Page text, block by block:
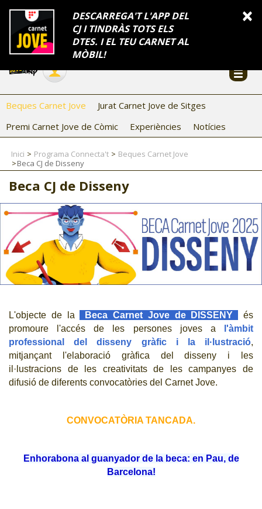
×
DESCARREGA'T L'APP DEL
CJ I TINDRÀS TOTS ELS
DTES. I EL TEU CARNET AL
MÒBIL!
Català
Temes
Serveis Generalitat Catalunya Seu electrònica
FES-TE EL CJ
COL·LABORADORS
CONTACTE
CJ ADOLESCENTS
CJ EMANCIPACIÓ
CJ SALUT
CJ INTERNACIONAL
CJ LOCAL
Beques Carnet Jove
Jurat Carnet Jove de Sitges
Premi Carnet Jove de Còmic
Experiències Notícies
Inici Programa Connecta't
Beques Carnet Jove
Beca CJ de Disseny
Beca CJ de Disseny
L'objecte de la Beca Carnet Jove de DISSENY
és
promoure l'accés de les persones joves a
l'àmbit
professional del disseny gràfic i la il·lustració,
mitjançant l'elaboració gràfica deldisseny i les
il·lustracions de les creativitats de les campanyes de
difusió de diferents convocatòries del Carnet Jove.
CONVOCATÒRIA TANCADA.
Enhorabona al guanyador de la beca: en Pau, de
Barcelona!